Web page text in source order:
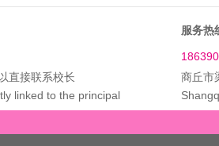
服务热
直接联系校长
商丘市
linked to the principal